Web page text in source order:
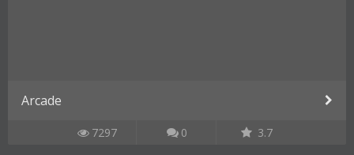
Arcade
7297 0 3.7